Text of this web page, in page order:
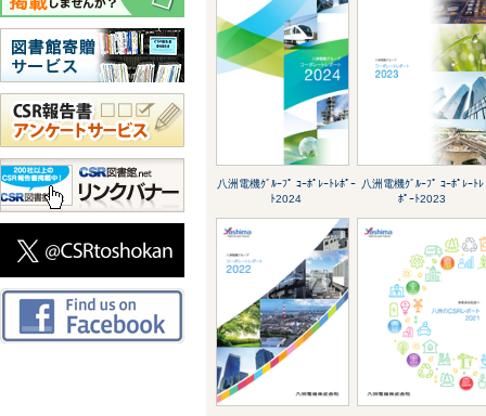
八洲電機ｸﾞﾙｰﾌﾟ ｺｰﾎﾟﾚｰﾄﾚﾎﾟｰ
ﾄ2024
八洲電機ｸﾞﾙｰﾌﾟ ｺｰﾎﾟﾚｰﾄﾚ
ﾎﾟｰﾄ2023